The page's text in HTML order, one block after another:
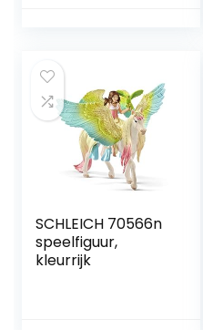
SCHLEICH 70566n
speelfiguur,
kleurrijk